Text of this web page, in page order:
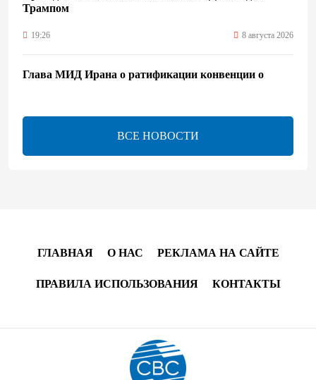
Трампом
19:26 8 августа 2026
Глава МИД Ирана о ратификации конвенции о
17:56 8 августа 2026
Иран и Оман близки к соглашению по Ормузскому
институционализации процесса нормализации
между Азербайджаном и Арменией — Цукерман
17:00 8 августа 2026
Хикмет Гаджиев поделился публикацией в связи с
годовщиной Вашингтонского саммита (ВИДЕО)
ВСЕ НОВОСТИ
ГЛАВНАЯ О НАС РЕКЛАМА НА САЙТЕ
ПРАВИЛА ИСПОЛЬЗОВАНИЯ КОНТАКТЫ